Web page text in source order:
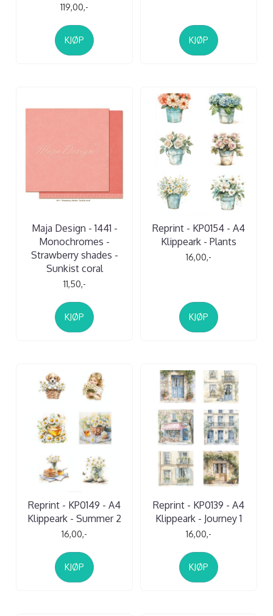
119,00,-
KJØP KJØP
Maja Design - 1441 -
Monochromes -
Strawberry shades -
Sunkist coral
11,50,-
KJØP
Reprint - KP0154 - A4
Klippeark - Plants
16,00,-
KJØP
Reprint - KP0149 - A4
Klippeark - Summer 2
16,00,-
KJØP
Reprint - KP0139 - A4
Klippeark - Journey 1
16,00,-
KJØP